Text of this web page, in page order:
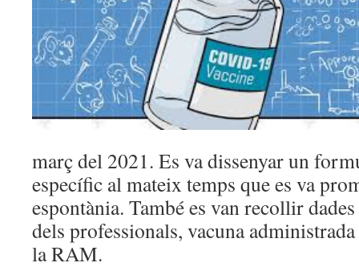
març del 2021. Es va dissenyar un
específic al mateix temps que es va
espontània. També es van recollir
dels professionals, vacuna
la RAM.